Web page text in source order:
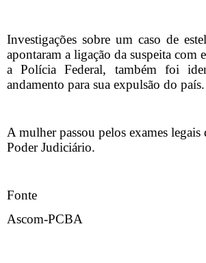
Investigações sobre um caso de
apontaram a ligação da suspeita com
a Polícia Federal, também foi
andamento para sua expulsão do país.
A mulher passou pelos exames
Poder Judiciário.
Fonte
Ascom-PCBA